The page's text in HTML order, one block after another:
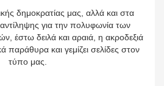
για την πολυφωνία των
έστω δειλά και αραιά, η ακροδεξιά
παράθυρα και γεμίζει σελίδες στον
τύπο μας.